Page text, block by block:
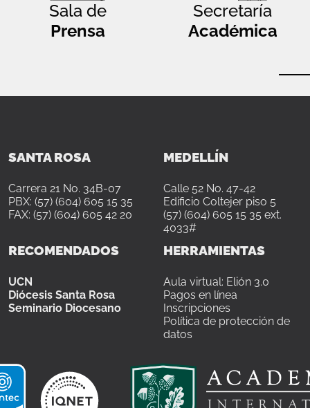
Sala de
Prensa
Secretaría
Académica
SANTA ROSA
Carrera 21 No. 34B-07
PBX: (57) (604) 605 15 35
FAX: (57) (604) 605 42 20
MEDELLÍN
Calle 52 No. 47-42
Edificio Coltejer piso 5
(57) (604) 605 15 35 ext.
4033#
RECOMENDADOS
UCN
Diócesis Santa Rosa
Seminario Diocesano
HERRAMIENTAS
Aula virtual: Elión 3.0
Pagos en línea
Inscripciones
Política de protección de
datos